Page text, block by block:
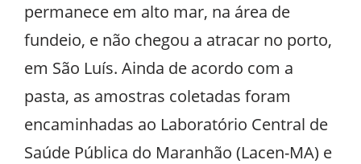
permanece em alto mar, na área de
fundeio, e não chegou a atracar no porto,
em São Luís. Ainda de acordo com a
pasta, as amostras coletadas foram
encaminhadas ao Laboratório Central de
Saúde Pública do Maranhão (Lacen-MA) e